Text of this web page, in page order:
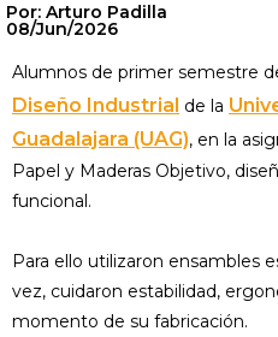
Por: Arturo Padilla
08/Jun/2026
Alumnos de primer semestre
Diseño Industrial de la
Guadalajara (UAG), en la
Papel y Maderas Objetivo,
funcional.
Para ello utilizaron ensambles
vez, cuidaron estabilidad,
momento de su fabricación.